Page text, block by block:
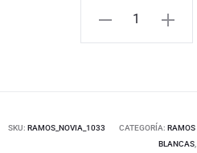
SKU: RAMOS_NOVIA_1033 CATEGORÍA: RAMOS
BLANCAS,